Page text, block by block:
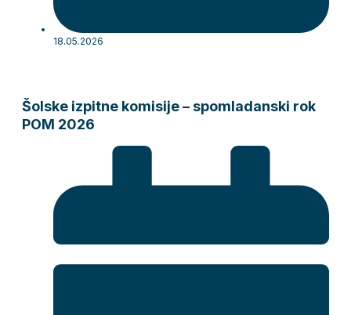
18.05.2026
Šolske izpitne komisije – spomladanski rok
POM 2026